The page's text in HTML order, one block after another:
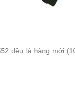
đều là hàng mới